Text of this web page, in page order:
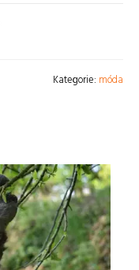
Kategorie: móda